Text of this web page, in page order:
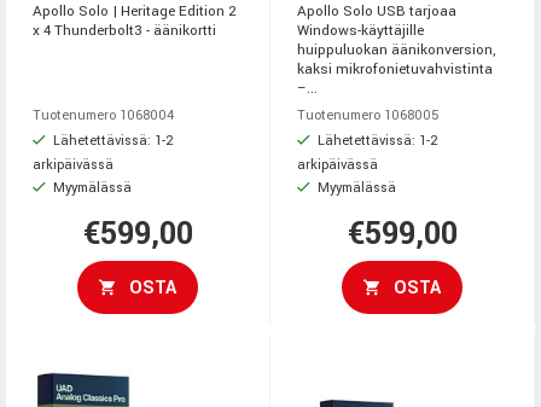
Apollo Solo | Heritage Edition 2
x 4 Thunderbolt3 - äänikortti
Tuotenumero 1068004
Lähetettävissä: 1-2
arkipäivässä
Myymälässä
€599,00
OSTA
Apollo Solo USB tarjoaa
Windows-käyttäjille
huippuluokan äänikonversion,
kaksi mikrofonietuvahvistinta
–...
Tuotenumero 1068005
Lähetettävissä: 1-2
arkipäivässä
Myymälässä
€599,00
OSTA